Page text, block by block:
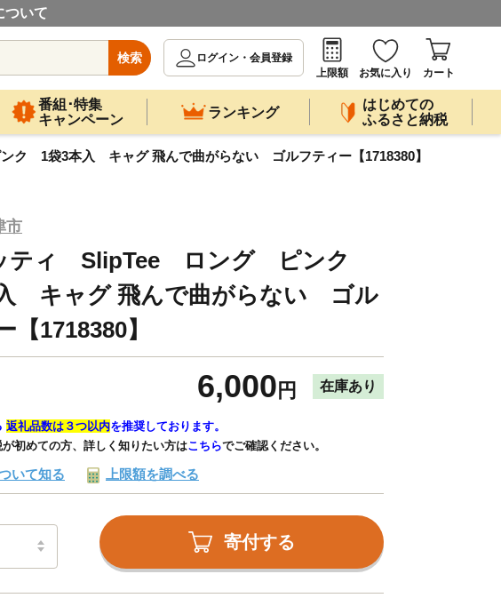
ついて
検索
ログイン・会員登録
上限額
お気に入り カート
番組･特集
キャンペーン
ランキング
はじめての
ふるさと納税
1袋3本入 キャグ 飛んで曲がらない ゴルフティー【1718380】
市
ティ SlipTee ロング ピンク
キャグ 飛んで曲がらない ゴル
【1718380】
6,000 円 在庫あり
返礼品数は３つ以内を推奨しております。
が初めての方、詳しく知りたい方はこちらでご確認ください。
いて知る 上限額を調べる
寄付する